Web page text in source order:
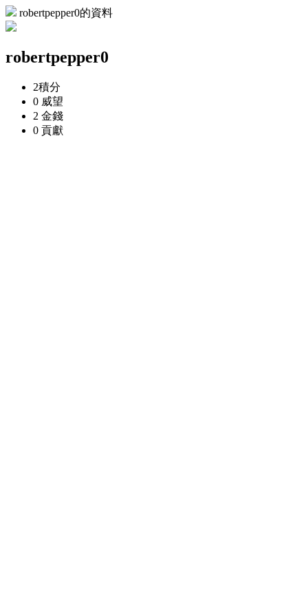
robertpepper0的資料
robertpepper0
2積分
0 威望
2 金錢
0 貢獻